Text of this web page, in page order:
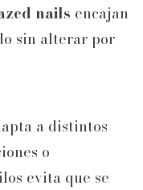
nails encajan
sin alterar por
a distintos
o
evita que se